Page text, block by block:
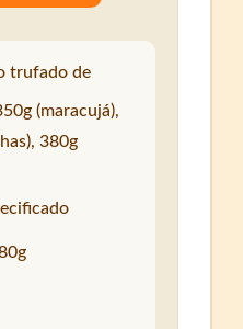
trufado de
(maracujá),
380g